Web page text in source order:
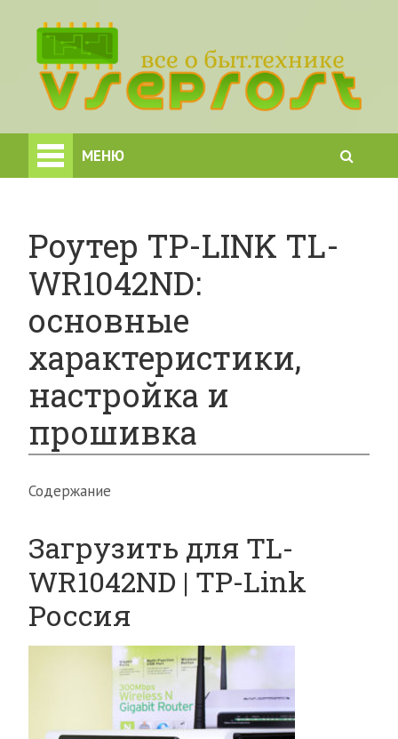
МЕНЮ
Роутер TP-LINK TL-
WR1042ND:
основные
характеристики,
настройка и
прошивка
Содержание
Загрузить для TL-
WR1042ND | TP-Link
Россия